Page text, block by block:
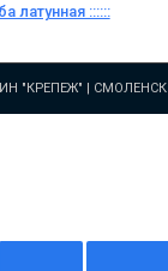
латунная ::::::
"КРЕПЕЖ" | СМОЛЕНСК